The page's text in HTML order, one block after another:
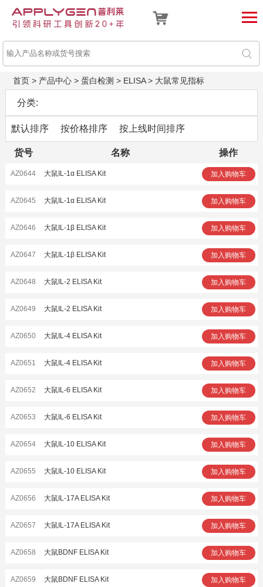
首页> 产品中心> 蛋白检测 > ELISA> 大鼠常见指标
分类:
默认排序 按价格排序 按上线时间排序
货号 名称 操作
AZ0644 大鼠IL-1α ELISA Kit 加入购物车
AZ0645 大鼠IL-1α ELISA Kit 加入购物车
AZ0646 大鼠IL-1β ELISA Kit 加入购物车
AZ0647 大鼠IL-1β ELISA Kit 加入购物车
AZ0648 大鼠IL-2 ELISA Kit 加入购物车
AZ0649 大鼠IL-2 ELISA Kit 加入购物车
AZ0650 大鼠IL-4 ELISA Kit 加入购物车
AZ0651 大鼠IL-4 ELISA Kit 加入购物车
AZ0652 大鼠IL-6 ELISA Kit 加入购物车
AZ0653 大鼠IL-6 ELISA Kit 加入购物车
AZ0654 大鼠IL-10 ELISA Kit 加入购物车
AZ0655 大鼠IL-10 ELISA Kit 加入购物车
AZ0656 大鼠IL-17A ELISA Kit 加入购物车
AZ0657 大鼠IL-17A ELISA Kit 加入购物车
AZ0658 大鼠BDNF ELISA Kit 加入购物车
AZ0659 大鼠BDNF ELISA Kit 加入购物车